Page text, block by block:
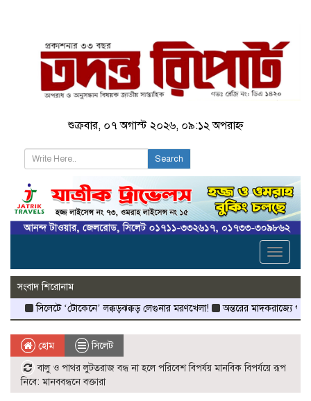
শুক্রবার, ০৭ অগাস্ট ২০২৬, ০৯:১২ অপরাহ্ন
Search
Toggle
সংবাদ শিরোনাম
‘টোকেনে’ লক্কড়ঝক্কড় লেগুনার মরণখেলা!
অন্তরের মাদকরাজ্যে পুলিশের
হোম
সিলেট
বালু ও পাথর লুটতরাজ বন্ধ না হলে পরিবেশ বিপর্যয় মানবিক বিপর্যয়ে রূপ
নিবে: মানববন্ধনে বক্তারা